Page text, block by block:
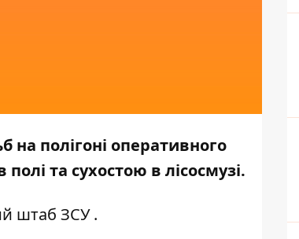
на полігоні оперативного
та сухостою в лісосмузі.
штаб ЗСУ.